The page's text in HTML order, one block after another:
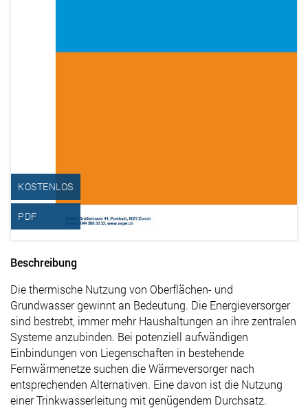
KOSTENLOS
PDF
Beschreibung
Die thermische Nutzung von Oberflächen- und
Grundwasser gewinnt an Bedeutung. Die Energieversorger
sind bestrebt, immer mehr Haushaltungen an ihre zentralen
Systeme anzubinden. Bei potenziell aufwändigen
Einbindungen von Liegenschaften in bestehende
Fernwärmenetze suchen die Wärmeversorger nach
entsprechenden Alternativen. Eine davon ist die Nutzung
einer Trinkwasserleitung mit genügendem Durchsatz.